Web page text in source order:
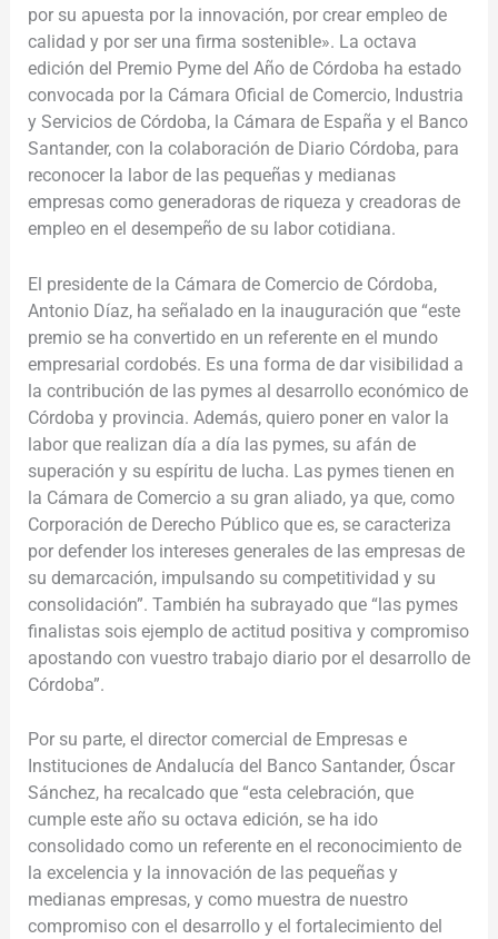
por su apuesta por la innovación, por crear empleo de
calidad y por ser una firma sostenible». La octava
edición del Premio Pyme del Año de Córdoba ha estado
convocada por la Cámara Oficial de Comercio, Industria
y Servicios de Córdoba, la Cámara de España y el Banco
Santander, con la colaboración de Diario Córdoba, para
reconocer la labor de las pequeñas y medianas
empresas como generadoras de riqueza y creadoras de
empleo en el desempeño de su labor cotidiana.
El presidente de la Cámara de Comercio de Córdoba,
Antonio Díaz, ha señalado en la inauguración que “este
premio se ha convertido en un referente en el mundo
empresarial cordobés. Es una forma de dar visibilidad a
la contribución de las pymes al desarrollo económico de
Córdoba y provincia. Además, quiero poner en valor la
labor que realizan día a día las pymes, su afán de
superación y su espíritu de lucha. Las pymes tienen en
la Cámara de Comercio a su gran aliado, ya que, como
Corporación de Derecho Público que es, se caracteriza
por defender los intereses generales de las empresas de
su demarcación, impulsando su competitividad y su
consolidación”. También ha subrayado que “las pymes
finalistas sois ejemplo de actitud positiva y compromiso
apostando con vuestro trabajo diario por el desarrollo de
Córdoba”.
Por su parte, el director comercial de Empresas e
Instituciones de Andalucía del Banco Santander, Óscar
Sánchez, ha recalcado que “esta celebración, que
cumple este año su octava edición, se ha ido
consolidado como un referente en el reconocimiento de
la excelencia y la innovación de las pequeñas y
medianas empresas, y como muestra de nuestro
compromiso con el desarrollo y el fortalecimiento del